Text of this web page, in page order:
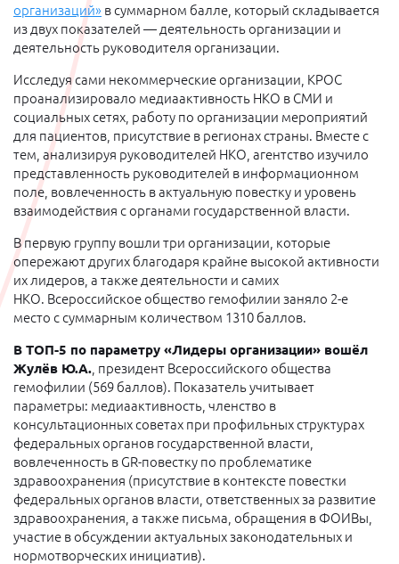
организаций» в суммарном балле, который складывается
из двух показателей — деятельность организации и
деятельность руководителя организации.
Исследуя сами некоммерческие организации, КРОС
проанализировало медиаактивность НКО в СМИ и
социальных сетях, работу по организации мероприятий
для пациентов, присутствие в регионах страны. Вместе с
тем, анализируя руководителей НКО, агентство изучило
представленность руководителей в информационном
поле, вовлеченность в актуальную повестку и уровень
взаимодействия с органами государственной власти.
В первую группу вошли три организации, которые
опережают других благодаря крайне высокой активности
их лидеров, а также деятельности и самих
НКО. Всероссийское общество гемофилии заняло 2-е
место с суммарным количеством 1310 баллов.
В ТОП-5 по параметру «Лидеры организации» вошёл
Жулёв Ю.А. , президент Всероссийского общества
гемофилии (569 баллов). Показатель учитывает
параметры: медиаактивность, членство в
консультационных советах при профильных структурах
федеральных органов государственной власти,
вовлеченность в GR-повестку по проблематике
здравоохранения (присутствие в контексте повестки
федеральных органов власти, ответственных за развитие
здравоохранения, а также письма, обращения в ФОИВы,
участие в обсуждении актуальных законодательных и
нормотворческих инициатив).